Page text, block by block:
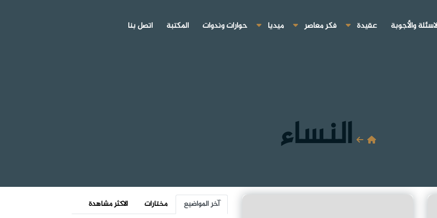
والأجوبة عقيدة فكر معاصر ميديا حوارات وندوات المكتبة اتصل بنا
النساء
آخر المواضيع مختارات
الاكثر مشاهدة